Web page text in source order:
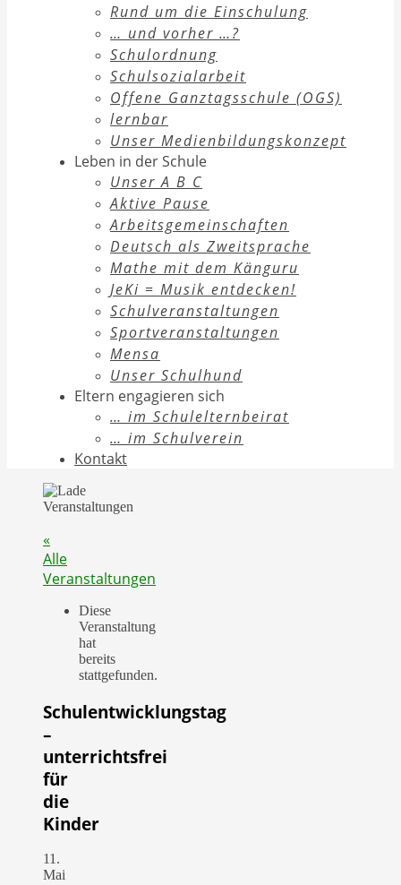
Rund um die Einschulung
… und vorher …?
Schulordnung
Schulsozialarbeit
Offene Ganztagsschule (OGS)
lernbar
Unser Medienbildungskonzept
Leben in der Schule
Unser A B C
Aktive Pause
Arbeitsgemeinschaften
Deutsch als Zweitsprache
Mathe mit dem Känguru
JeKi = Musik entdecken!
Schulveranstaltungen
Sportveranstaltungen
Mensa
Unser Schulhund
Eltern engagieren sich
… im Schulelternbeirat
… im Schulverein
Kontakt
«
Alle
Veranstaltungen
Diese
Veranstaltung
hat
bereits
stattgefunden.
Schulentwicklungstag
–
unterrichtsfrei
für
die
Kinder
11.
Mai